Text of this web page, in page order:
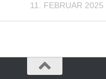
11. FEBRUAR 2025